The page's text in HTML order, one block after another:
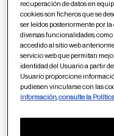
presneta una silueta
combinando elegancia
atemporal y versátil
Medidas (milímetros):
recuperación de datos en
cookies son ficheros que se
ser leídos posteriormente por la
diversas funcionalidades,
accedido al sitio web
servicio web que permitan
identidad del Usuario a partir
Usuario proporcione
pudiesen vincularse con las
información, consulte la